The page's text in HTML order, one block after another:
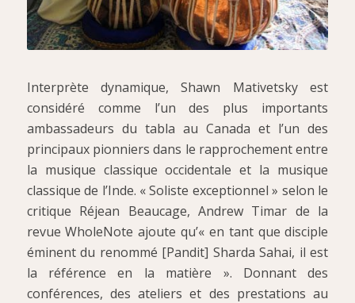
Interprète dynamique, Shawn Mativetsky est
considéré comme l’un des plus importants
ambassadeurs du tabla au Canada et l’un des
principaux pionniers dans le rapprochement entre
la musique classique occidentale et la musique
classique de l’Inde. « Soliste exceptionnel » selon le
critique Réjean Beaucage, Andrew Timar de la
revue WholeNote ajoute qu’« en tant que disciple
éminent du renommé [Pandit] Sharda Sahai, il est
la référence en la matière ». Donnant des
conférences, des ateliers et des prestations au